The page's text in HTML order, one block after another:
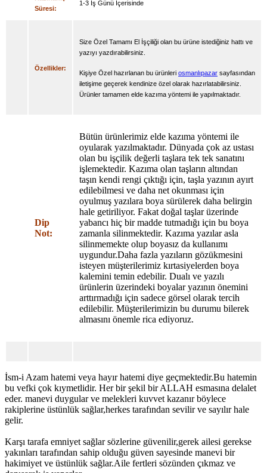
Süresi:
1-3 İş Günü İçerisinde
Özellikler:
Size Özel Tamamı El İşçiliği olan bu ürüne istediğiniz hattı ve
yazıyı yazdırabilirsiniz.
Kişiye Özel hazırlanan bu ürünleri osmanlıpazar sayfasından
iletişime geçerek kendinize özel olarak hazırlatabilirsiniz.
Ürünler tamamen elde kazıma yöntemi ile yapılmaktadır.
Dip
Not:
Bütün ürünlerimiz elde kazıma yöntemi ile
oyularak yazılmaktadır. Dünyada çok az ustası
olan bu işçilik değerli taşlara tek tek sanatını
işlemektedir. Kazıma olan taşların altından
taşın kendi rengi çıktığı için, taşla yazının ayırt
edilebilmesi ve daha net okunması için
oyulmuş yazılara boya sürülerek daha belirgin
hale getiriliyor. Fakat doğal taşlar üzerinde
yabancı hiç bir madde tutmadığı için bu boya
zamanla silinmektedir. Kazıma yazılar asla
silinmemekte olup boyasız da kullanımı
uygundur.Daha fazla yazıların gözükmesini
isteyen müşterilerimiz kırtasiyelerden boya
kalemini temin edebilir. Dualı ve yazılı
ürünlerin üzerindeki boyalar yazının önemini
arttırmadığı için sadece görsel olarak tercih
edilebilir. Müşterilerimizin bu durumu bilerek
almasını önemle rica ediyoruz.
İsm-i Azam hatemi veya hayır hatemi diye geçmektedir.Bu hatemin
bu vefki çok kıymetlidir. Her bir şekil bir ALLAH esmasına delalet
eder. manevi duygular ve melekleri kuvvet kazanır böylece
rakiplerine üstünlük sağlar,herkes tarafından sevilir ve sayılır hale
gelir.
Karşı tarafa emniyet sağlar sözlerine güvenilir,gerek ailesi gerekse
yakınları tarafından sahip olduğu güven sayesinde manevi bir
hakimiyet ve üstünlük sağlar.Aile fertleri sözünden çıkmaz ve